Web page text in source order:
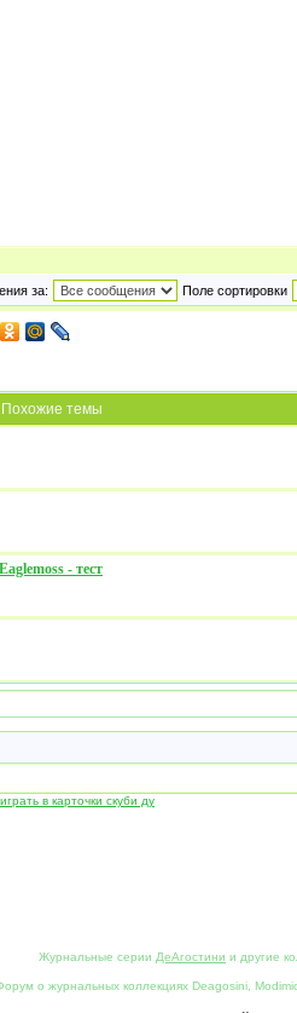
за: Поле сортировки
Похожие темы
- тест
в карточки скуби ду
Журнальные серии ДеАгостини и другие
о журнальных коллекциях Deagosini,